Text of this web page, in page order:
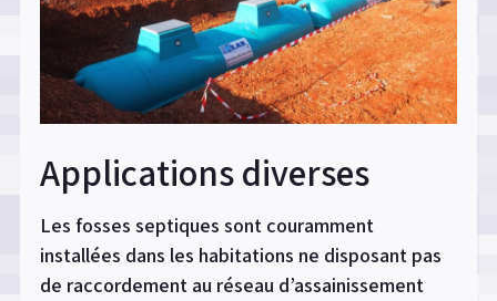
Applications diverses
Les fosses septiques sont couramment
installées dans les habitations ne disposant pas
de raccordement au réseau d’assainissement